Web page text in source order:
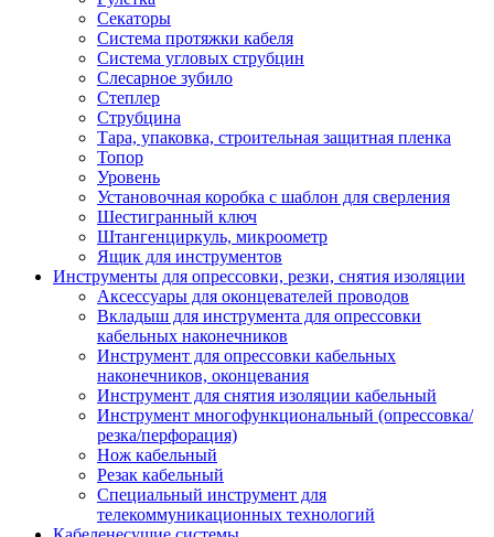
Секаторы
Система протяжки кабеля
Система угловых струбцин
Слесарное зубило
Степлер
Струбцина
Тара, упаковка, строительная защитная пленка
Топор
Уровень
Установочная коробка с шаблон для сверления
Шестигранный ключ
Штангенциркуль, микроометр
Ящик для инструментов
Инструменты для опрессовки, резки, снятия изоляции
Аксессуары для оконцевателей проводов
Вкладыш для инструмента для опрессовки
кабельных наконечников
Инструмент для опрессовки кабельных
наконечников, оконцевания
Инструмент для снятия изоляции кабельный
Инструмент многофункциональный (опрессовка/
резка/перфорация)
Нож кабельный
Резак кабельный
Специальный инструмент для
телекоммуникационных технологий